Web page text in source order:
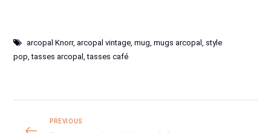
arcopal Knorr, arcopal vintage,mug,mugs arcopal, style
pop,tasses arcopal,tasses café
PREVIOUS